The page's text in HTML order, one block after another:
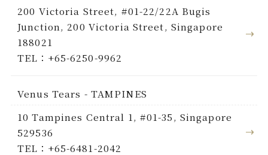
200 Victoria Street, #01-22/22A Bugis
Junction, 200 Victoria Street, Singapore
188021
TEL：+65-6250-9962
Venus Tears - TAMPINES
10 Tampines Central 1, #01-35, Singapore
529536
TEL：+65-6481-2042